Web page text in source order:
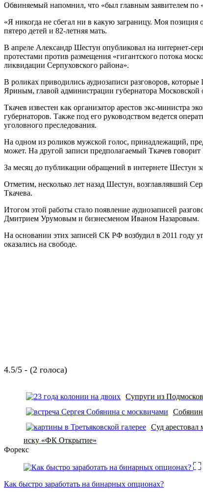
Обвиняемый напомнил, что «был главным заявителем по
«Я никогда не сбегал ни в какую заграницу. Моя позиция
пятеро детей и 82-летняя мать.
В апреле Александр Шестун опубликовал на интернет-
протестами против размещения «гигантского потока
ликвидации Серпуховского района».
В роликах приводились аудиозаписи разговоров,
Яриным, главой администрации губернатора
Ткачев известен как организатор арестов экс-министра
губернаторов. Также под его руководством ведется
уголовного преследования.
На одном из роликов мужской голос, принадлежащий,
может. На другой записи предполагаемый Ткачев
За месяц до публикации обращений в интернете Шестун
Отметим, несколько лет назад Шестун, возглавлявший
Ткачева.
Итогом этой работы стало появление аудиозаписей
Дмитрием Урумовым и бизнесменом Иваном Назаровым.
На основании этих записей СК РФ возбудил в 2011 году
оказались на свободе.
4.5/5 - (2 голоса)
Супруги из
Собянин
Суд арестовал
иску «ФК Открытие»
Форекс
Как быстро заработать на бинарных опционах?